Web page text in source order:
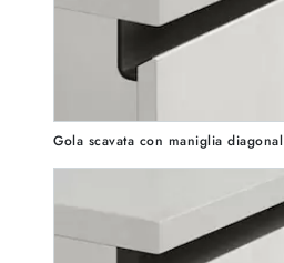
Gola scavata con maniglia diagonal